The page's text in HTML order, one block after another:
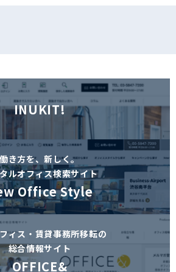
INUKIT!
働き方を、新しく。
ルオフィス検索サイト
Office Style
ィス・賃貸事務所移転の
総合情報サイト
OFFICE&